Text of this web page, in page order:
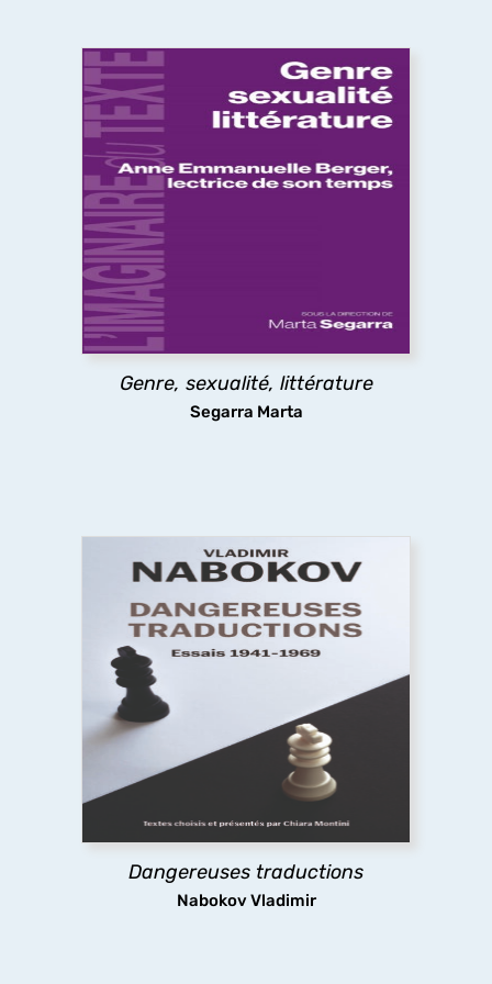
Genre, sexualité, littérature
Segarra Marta
Genre, sexualité, littérature
Théories féministes et queers, psychanalyse,
déconstruction, question décoloniale, politiques
de la traduction, pédagogies féministes. Les
essais ici réunis montrent comment, selon les
mots de Anne Emmanuelle Berger, « ce que la
littérature fait au genre, c'est défaire son ordre,
attenter à son unité et sa souveraineté ».
découvrir
Dangereuses traductions
Nabokov Vladimir
Dangereuses traductions
À partir de textes pour la plupart inédits en
français, cet ouvrage présente la pensée et les
pratiques de la traduction de Nabokov, leur
évolution dans le temps jusqu’à la défense
radicale du littéralisme, une position extrême et
découvrir